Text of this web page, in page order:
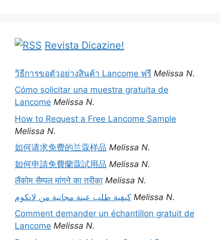
Revista Dicazine!
วิธีการขอตัวอย่างสินค้า Lancome ฟรี Melissa N.
Cómo solicitar una muestra gratuita de
Lancome Melissa N.
How to Request a Free Lancome Sample
Melissa N.
如何请求免费的兰蔻样品 Melissa N.
如何申請免費蘭蔻試用品 Melissa N.
लैंकोम सैम्पल मांगने का तरीका Melissa N.
كيفية طلب عينة مجانية من لانكوم Melissa N.
Comment demander un échantillon gratuit de
Lancome Melissa N.